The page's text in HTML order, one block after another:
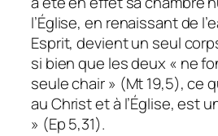
l’Église, en renaissant de
Esprit, devient un seul
si bien que les deux « ne
seule chair » (Mt 19,5), ce
au Christ et à l’Église, est
» (Ep 5,31).